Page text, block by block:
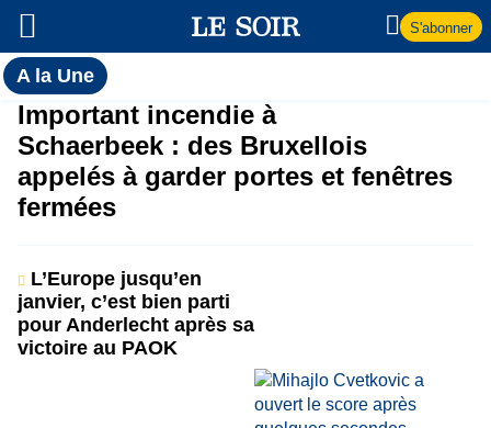
S'abonner
A la UneToutes
l'actualité
du Soir
A
la
Une
Important incendie à
Schaerbeek : des Bruxellois
appelés à garder portes et fenêtres
fermées
L’Europe jusqu’en
janvier, c’est bien parti
pour Anderlecht après sa
victoire au PAOK